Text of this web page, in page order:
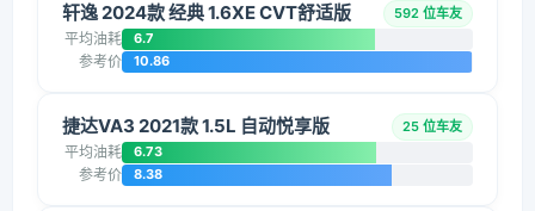
轩逸 2024款 经典 1.6XE CVT舒适版 592 位车友
平均油耗 6.7
参考价 10.86
捷达VA3 2021款 1.5L 自动悦享版 25 位车友
平均油耗 6.73
参考价 8.38